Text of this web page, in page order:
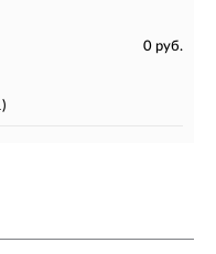
0 руб.